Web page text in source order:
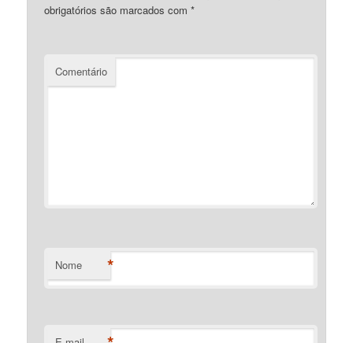
obrigatórios são marcados com*
Comentário
Nome *